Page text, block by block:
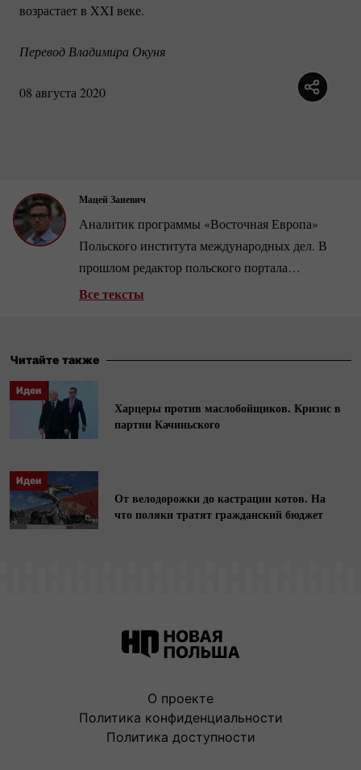
возрастает в XXI веке.
Перевод Владимира Окуня
08 августа 2020
Мацей Заневич
Аналитик программы «Восточная Европа»
Польского института международных дел. В
прошлом редактор польского портала
Energetyka24.com, специализирующегося в
Все тексты
Читайте также
Идеи
Харцеры против маслобойщиков. Кризис в
партии Качиньского
Идеи
От велодорожки до кастрации котов. На
что поляки тратят гражданский бюджет
О проекте
Политика конфиденциальности
Политика доступности